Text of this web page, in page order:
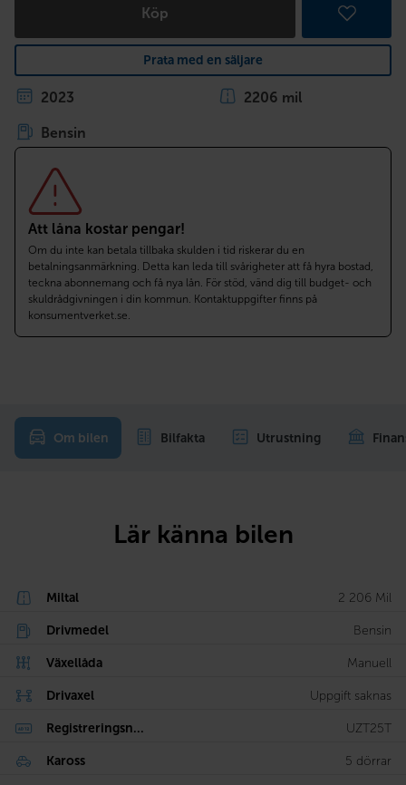
Köp
Prata med en säljare
2023 2206 mil
Bensin
Att låna kostar pengar!
Om du inte kan betala tillbaka skulden i tid riskerar du en
betalningsanmärkning. Detta kan leda till svårigheter att få hyra bostad,
teckna abonnemang och få nya lån. För stöd, vänd dig till budget- och
skuldrådgivningen i din kommun. Kontaktuppgifter finns på
konsumentverket.se.
Om bilen Bilfakta Utrustning
Lär känna bilen
Miltal 2 206 Mil
Drivmedel Bensin
Växellåda Manuell
Drivaxel Uppgift saknas
Registreringsn... UZT25T
Kaross 5 dörrar